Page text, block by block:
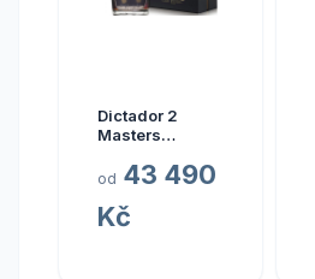
Dictador 2
Masters
1977 45yo (3rd
od 43 490
Kč